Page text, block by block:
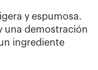
y espumosa.
una demostración
ingrediente